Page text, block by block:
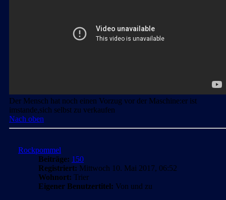
Der Mensch hat noch einen Vorzug vor der Maschine:er ist
imstande,sich selbst zu verkaufen
Nach oben
Rockpommel
Beiträge: 150
Registriert: Mittwoch 10. Mai 2017, 06:52
Wohnort: Trier
Eigener Benutzertitel: Von und zu